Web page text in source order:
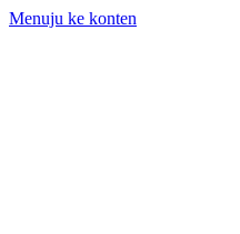
Menuju ke konten